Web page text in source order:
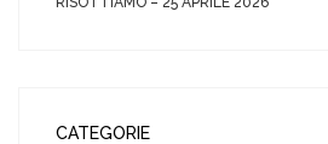
CATEGORIE